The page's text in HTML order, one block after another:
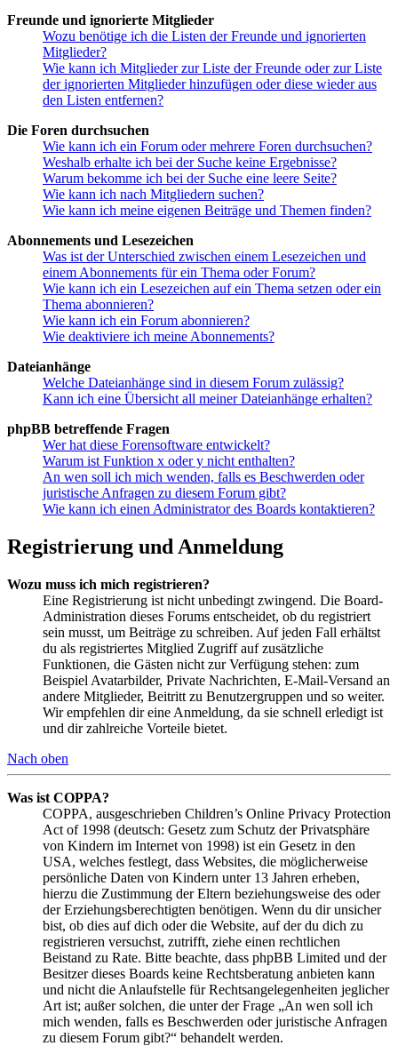
Freunde und ignorierte Mitglieder
Wozu benötige ich die Listen der Freunde und ignorierten
Mitglieder?
Wie kann ich Mitglieder zur Liste der Freunde oder zur Liste
der ignorierten Mitglieder hinzufügen oder diese wieder aus
den Listen entfernen?
Die Foren durchsuchen
Wie kann ich ein Forum oder mehrere Foren durchsuchen?
Weshalb erhalte ich bei der Suche keine Ergebnisse?
Warum bekomme ich bei der Suche eine leere Seite?
Wie kann ich nach Mitgliedern suchen?
Wie kann ich meine eigenen Beiträge und Themen finden?
Abonnements und Lesezeichen
Was ist der Unterschied zwischen einem Lesezeichen und
einem Abonnements für ein Thema oder Forum?
Wie kann ich ein Lesezeichen auf ein Thema setzen oder ein
Thema abonnieren?
Wie kann ich ein Forum abonnieren?
Wie deaktiviere ich meine Abonnements?
Dateianhänge
Welche Dateianhänge sind in diesem Forum zulässig?
Kann ich eine Übersicht all meiner Dateianhänge erhalten?
phpBB betreffende Fragen
Wer hat diese Forensoftware entwickelt?
Warum ist Funktion x oder y nicht enthalten?
An wen soll ich mich wenden, falls es Beschwerden oder
juristische Anfragen zu diesem Forum gibt?
Wie kann ich einen Administrator des Boards kontaktieren?
Registrierung und Anmeldung
Wozu muss ich mich registrieren?
Eine Registrierung ist nicht unbedingt zwingend. Die Board-
Administration dieses Forums entscheidet, ob du registriert
sein musst, um Beiträge zu schreiben. Auf jeden Fall erhältst
du als registriertes Mitglied Zugriff auf zusätzliche
Funktionen, die Gästen nicht zur Verfügung stehen: zum
Beispiel Avatarbilder, Private Nachrichten, E-Mail-Versand an
andere Mitglieder, Beitritt zu Benutzergruppen und so weiter.
Wir empfehlen dir eine Anmeldung, da sie schnell erledigt ist
und dir zahlreiche Vorteile bietet.
Nach oben
Was ist COPPA?
COPPA, ausgeschrieben Children’s Online Privacy Protection
Act of 1998 (deutsch: Gesetz zum Schutz der Privatsphäre
von Kindern im Internet von 1998) ist ein Gesetz in den
USA, welches festlegt, dass Websites, die möglicherweise
persönliche Daten von Kindern unter 13 Jahren erheben,
hierzu die Zustimmung der Eltern beziehungsweise des oder
der Erziehungsberechtigten benötigen. Wenn du dir unsicher
bist, ob dies auf dich oder die Website, auf der du dich zu
registrieren versuchst, zutrifft, ziehe einen rechtlichen
Beistand zu Rate. Bitte beachte, dass phpBB Limited und der
Besitzer dieses Boards keine Rechtsberatung anbieten kann
und nicht die Anlaufstelle für Rechtsangelegenheiten jeglicher
Art ist; außer solchen, die unter der Frage „An wen soll ich
mich wenden, falls es Beschwerden oder juristische Anfragen
zu diesem Forum gibt?“ behandelt werden.